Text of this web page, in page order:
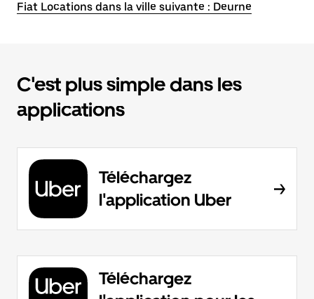
Fiat Locations dans la ville suivante : Deurne
C'est plus simple dans les
applications
Téléchargez
l'application Uber
Téléchargez